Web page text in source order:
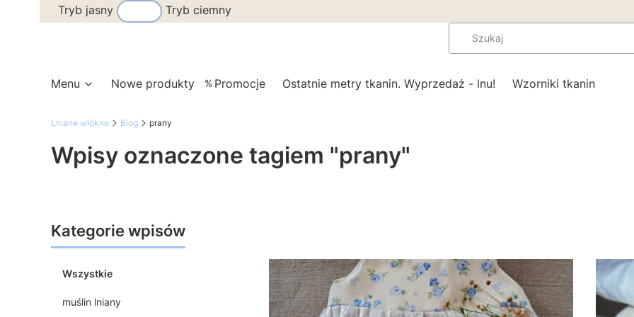
Tryb jasny Tryb ciemny
Menu Nowe produkty Promocje Ostatnie metry tkanin. Wyprzedaż - lnu! Wzorniki tkanin
Lniane włókno Blog prany
Wpisy oznaczone tagiem "prany"
Kategorie wpisów
Wszystkie
muślin lniany